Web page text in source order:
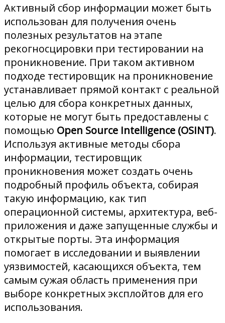
Активный сбор информации может быть
использован для получения очень
полезных результатов на этапе
рекогносцировки при тестировании на
проникновение. При таком активном
подходе тестировщик на проникновение
устанавливает прямой контакт с реальной
целью для сбора конкретных данных,
которые не могут быть предоставлены с
помощью Open Source Intelligence (OSINT).
Используя активные методы сбора
информации, тестировщик
проникновения может создать очень
подробный профиль объекта, собирая
такую информацию, как тип
операционной системы, архитектура, веб-
приложения и даже запущенные службы и
открытые порты. Эта информация
помогает в исследовании и выявлении
уязвимостей, касающихся объекта, тем
самым сужая область применения при
выборе конкретных эксплойтов для его
использования.